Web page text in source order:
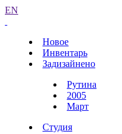
EN
Новое
Инвентарь
Задизайнено
Рутина
2005
Март
Студия